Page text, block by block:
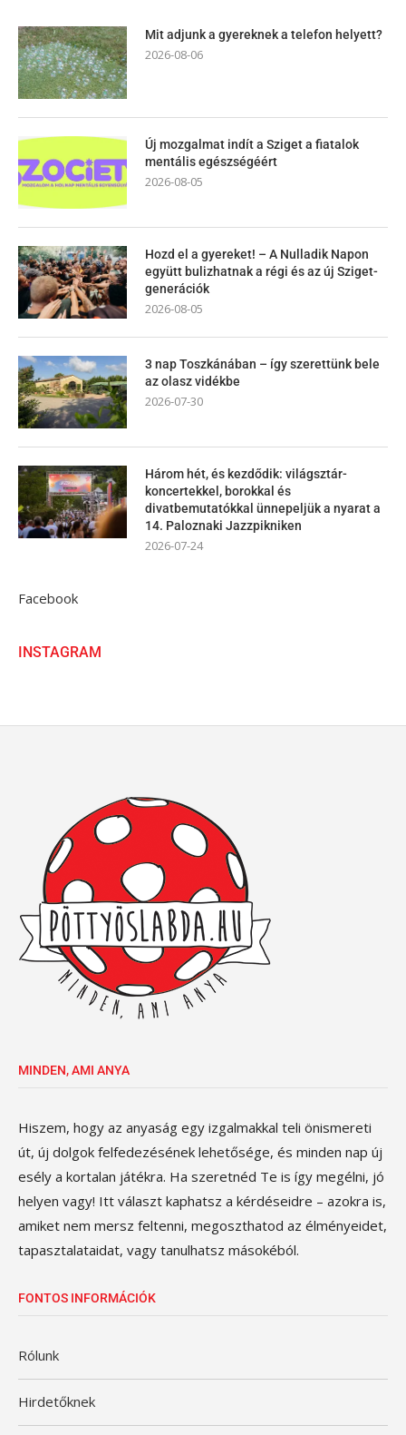
Mit adjunk a gyereknek a telefon helyett?
2026-08-06
Új mozgalmat indít a Sziget a fiatalok
mentális egészségéért
2026-08-05
Hozd el a gyereket! – A Nulladik Napon
együtt bulizhatnak a régi és az új Sziget-
generációk
2026-08-05
3 nap Toszkánában – így szerettünk bele
az olasz vidékbe
2026-07-30
Három hét, és kezdődik: világsztár-
koncertekkel, borokkal és
divatbemutatókkal ünnepeljük a nyarat a
14. Paloznaki Jazzpikniken
2026-07-24
Facebook
INSTAGRAM
MINDEN, AMI ANYA
Hiszem, hogy az anyaság egy izgalmakkal teli önismereti
út, új dolgok felfedezésének lehetősége, és minden nap új
esély a kortalan játékra. Ha szeretnéd Te is így megélni, jó
helyen vagy! Itt választ kaphatsz a kérdéseidre – azokra is,
amiket nem mersz feltenni, megoszthatod az élményeidet,
tapasztalataidat, vagy tanulhatsz másokéból.
FONTOS INFORMÁCIÓK
Rólunk
Hirdetőknek